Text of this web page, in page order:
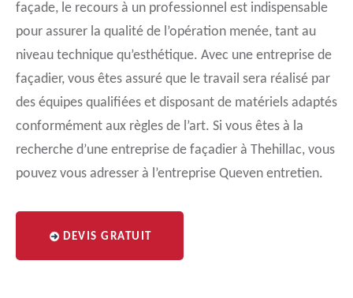
façade, le recours à un professionnel est indispensable
pour assurer la qualité de l’opération menée, tant au
niveau technique qu’esthétique. Avec une entreprise de
façadier, vous êtes assuré que le travail sera réalisé par
des équipes qualifiées et disposant de matériels adaptés
conformément aux règles de l’art. Si vous êtes à la
recherche d’une entreprise de façadier à Thehillac, vous
pouvez vous adresser à l’entreprise Queven entretien.
DEVIS GRATUIT